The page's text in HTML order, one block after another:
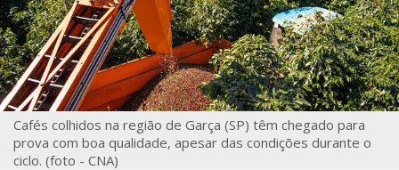
Cafés colhidos na região de Garça (SP) têm chegado para
prova com boa qualidade, apesar das condições durante o
ciclo. (foto - CNA)